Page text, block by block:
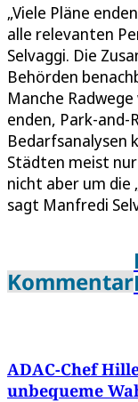
„Viele Pläne
alle relevanten
Selvaggi. Die
Behörden
Manche
enden, Park-and-
Bedarfsanalysen
Städten meist
nicht aber um die
sagt Manfredi
Kommentar
ADAC-Chef
unbequeme